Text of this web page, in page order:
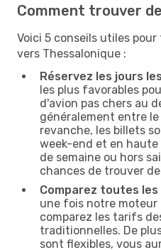
Comment trouver
Voici 5 conseils utiles
vers Thessalonique :
Réservez les jours
les plus favorables
d'avion pas chers au
généralement entre
revanche, les billets
week-end et en haute
de semaine ou hors
chances de trouver
Comparez toutes
une fois notre moteur
comparez les tarifs
traditionnelles. De
sont flexibles, vous